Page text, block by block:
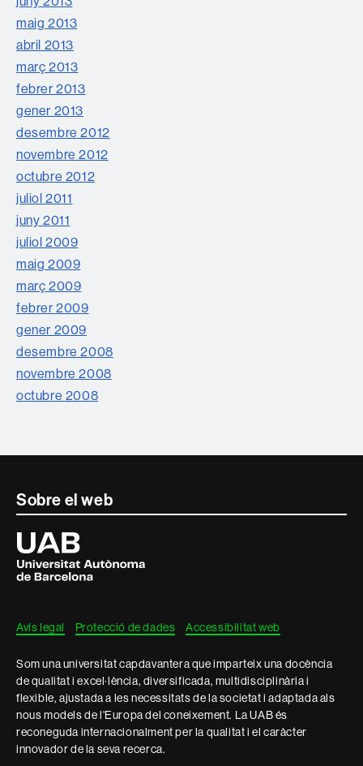
maig 2013
abril 2013
març 2013
febrer 2013
gener 2013
desembre 2012
novembre 2012
octubre 2012
juliol 2011
juny 2011
juliol 2009
maig 2009
març 2009
febrer 2009
gener 2009
desembre 2008
novembre 2008
octubre 2008
Contacte
informació
legal
Sobre el web
Universitat
Autònoma
de
Barcelona
Avís legal Protecció de dades Accessibilitat web
Som una universitat capdavantera que imparteix una docència
de qualitat i excel·lència, diversificada, multidisciplinària i
flexible, ajustada a les necessitats de la societat i adaptada als
nous models de l'Europa del coneixement. La UAB és
reconeguda internacionalment per la qualitat i el caràcter
innovador de la seva recerca.